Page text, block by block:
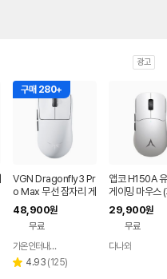
광고
구매 280+
VGN Dragonfly3 Pr
o Max 무선 잠자리 게
이밍 마우스+젠더 화
이트
48,900원
무료
페이
가온인터내셔날
별 4.93 리
(125)
앱코 H150A
게이밍 마우스
트)
29,900원
무료
다나와